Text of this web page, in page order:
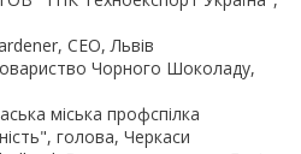
CEO, Львів
Чорного Шоколаду,
міська профспілка
голова, Черкаси